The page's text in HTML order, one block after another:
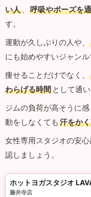
い人 、 呼吸やポーズを
す。
運動が久しぶりの人や、
にも始めやすいジャンル
痩せることだけでなく、
わらげる時間 として通
ジムの負荷が高そうに
動をしなくても 汗をか
女性専用スタジオの安
認しましょう。
ホットヨガスタジオ
藤井寺店